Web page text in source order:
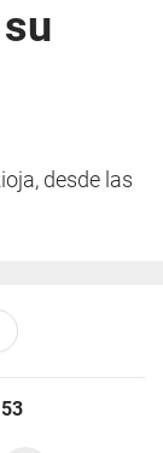
desde las